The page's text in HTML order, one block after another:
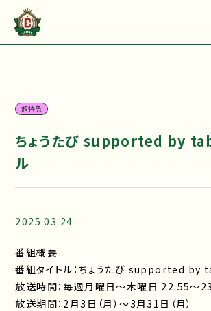
超特急
ちょうたび supported by
ル
2025.03.24
番組概要
番組タイトル：ちょうたび supported by
放送時間：毎週月曜日〜木曜日 22:55～
放送期間：2月3日（月）～3月31日（月）